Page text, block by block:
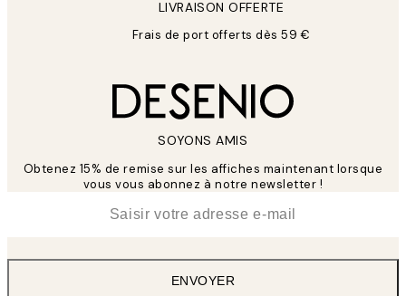
LIVRAISON OFFERTE
Frais de port offerts dès 59 €
SOYONS AMIS
Obtenez 15% de remise sur les affiches maintenant lorsque
vous vous abonnez à notre newsletter !
ENVOYER